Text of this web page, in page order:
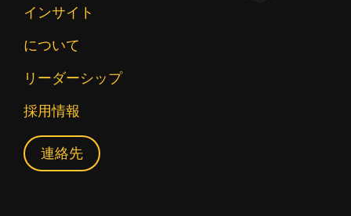
インサイト
について
リーダーシップ
採用情報
連絡先